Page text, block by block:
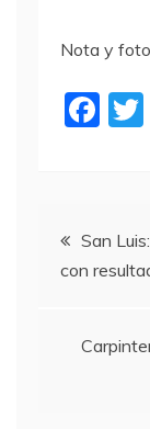
Nota y
F
b
o
k
de
San
con